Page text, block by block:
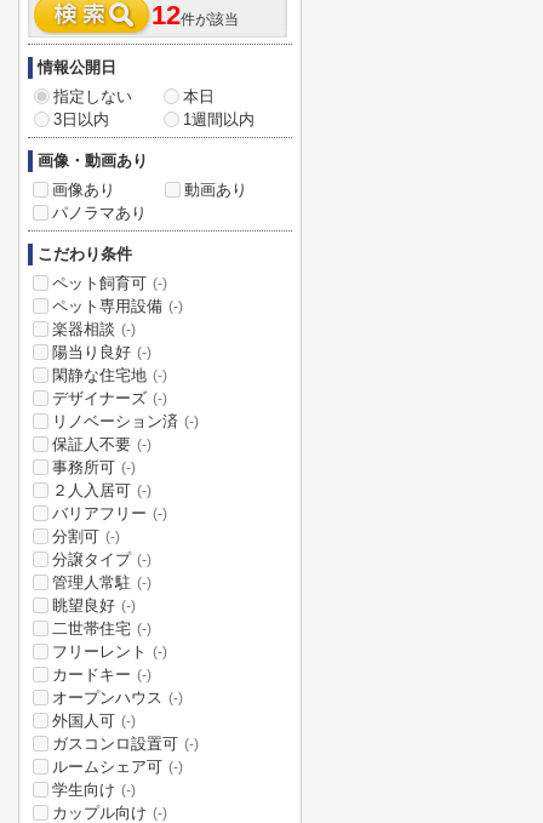
12件が該当
情報公開日
指定しない
本日
3日以内
1週間以内
画像・動画あり
画像あり
動画あり
パノラマあり
こだわり条件
ペット飼育可 (-)
ペット専用設備 (-)
楽器相談 (-)
陽当り良好 (-)
閑静な住宅地 (-)
デザイナーズ (-)
リノベーション済 (-)
保証人不要 (-)
事務所可 (-)
２人入居可 (-)
バリアフリー (-)
分割可 (-)
分譲タイプ (-)
管理人常駐 (-)
眺望良好 (-)
二世帯住宅 (-)
フリーレント (-)
カードキー (-)
オープンハウス (-)
外国人可 (-)
ガスコンロ設置可 (-)
ルームシェア可 (-)
学生向け (-)
カップル向け (-)